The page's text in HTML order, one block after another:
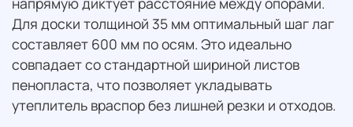
Для доски толщиной 35 мм оптимальный шаг лаг
составляет 600 мм по осям. Это идеально
совпадает со стандартной шириной листов
пенопласта, что позволяет укладывать
утеплитель враспор без лишней резки и отходов.